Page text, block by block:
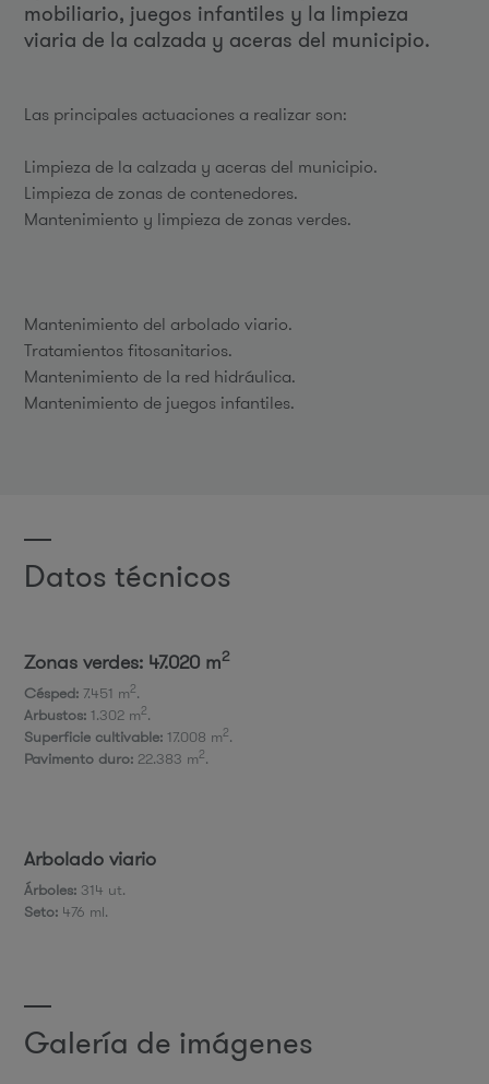
mobiliario, juegos infantiles y la limpieza
viaria de la calzada y aceras del municipio.
Las principales actuaciones a realizar son:
Limpieza de la calzada y aceras del municipio.
Limpieza de zonas de contenedores.
Mantenimiento y limpieza de zonas verdes.
Mantenimiento del arbolado viario.
Tratamientos fitosanitarios.
Mantenimiento de la red hidráulica.
Mantenimiento de juegos infantiles.
Datos técnicos
Zonas verdes: 47.020 m2
Césped: 7.451 m2.
Arbustos: 1.302 m2.
Superficie cultivable: 17.008 m2.
Pavimento duro: 22.383 m2.
Arbolado viario
​Árboles: 314 ut.
Seto: 476 ml.
Galería de imágenes